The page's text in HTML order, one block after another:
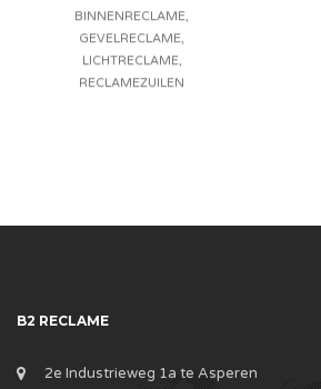
BINNENRECLAME,
GEVELRECLAME,
LICHTRECLAME,
RECLAMEZUILEN
B2 RECLAME
2e Industrieweg 1a te Asperen